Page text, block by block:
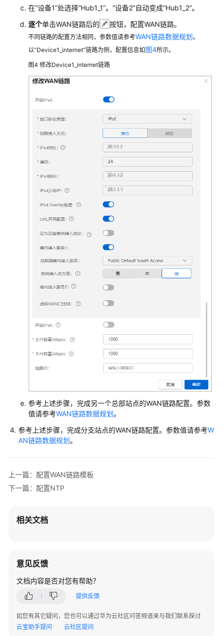
墙
换
机
+AP
网
场
墙
+核
换
机
+接
换
机
组
网
交
换
入
交
机
+云
网
场
防
心
换
入
交
在“设备1”处选择“Hub1_1”。“设备2”自动变成“Hub1_2”。
逐个单击WAN链路后的 按钮，配置WAN链路。
不同链路的配置方法相同，参数值请参考WAN链路数据规划。
以“Device1_internet”链路为例，配置信息如图4所示。
图4 修改Device1_internet链路
参考上述步骤，完成另一个总部站点的WAN链路配置。参数
值请参考WAN链路数据规划。
参考上述步骤，完成分支站点的WAN链路配置。参数值请参考W
AN链路数据规划。
上一篇：配置WAN链路模板
下一篇：配置NTP
相关文档
意见反馈
文档内容是否对您有帮助？
提供反馈
如您有其它疑问，您也可以通过华为云社区问答频道来与我们联系探讨
云宝助手提问
云社区提问